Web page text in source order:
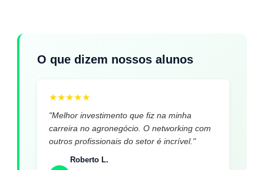
O que dizem nossos alunos
★★★★★
"Melhor investimento que fiz na minha
carreira no agronegócio. O networking com
outros profissionais do setor é incrível."
Roberto L.